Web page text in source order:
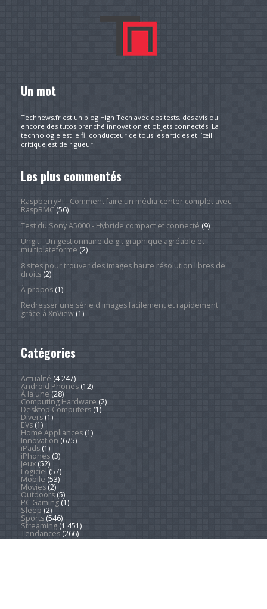
Un mot
Technews.fr est un blog High Tech avec des tests, des avis ou
encore des tutos branché innovation et objets connectés. La
technologie est le fil conducteur de tous les articles et l’œil
critique est de rigueur.
Les plus commentés
RaspberryPi - Comment faire un média-center complet avec
RaspBMC(56)
Test du Sony A5000 - Hybride compact et connecté (9)
Ungit - Un gestionnaire de git graphique agréable et
multiplateforme (2)
8 sites pour trouver des images haute résolution libres de
droits(2)
À propos(1)
Redresser une série d'images facilement et rapidement
grâce à XnView(1)
Catégories
Actualité (4 247)
Android Phones(12)
À la une (28)
Computing Hardware (2)
Desktop Computers(1)
Divers(1)
EVs(1)
Home Appliances(1)
Innovation (675)
iPads(1)
iPhones(3)
Jeux(52)
Logiciel (57)
Mobile (53)
Movies(2)
Outdoors(5)
PC Gaming(1)
Sleep (2)
Sports(546)
Streaming(1 451)
Tendances(266)
Test(157)